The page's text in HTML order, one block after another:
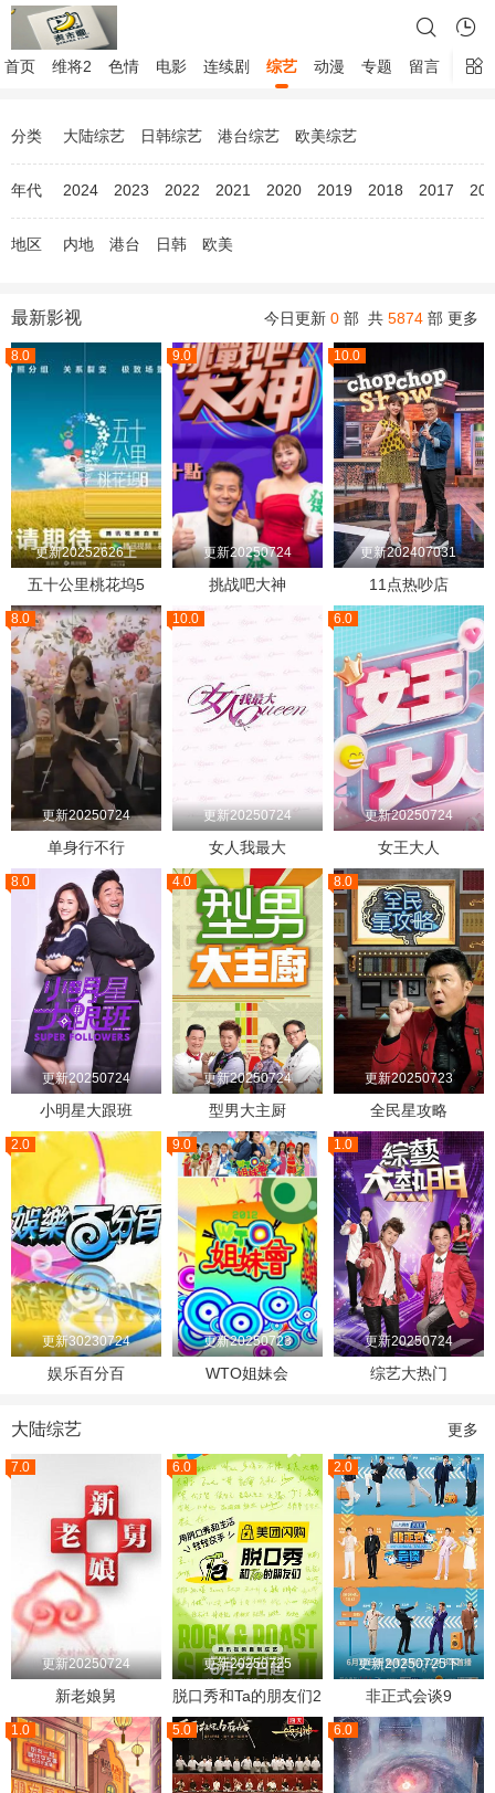
首页 维将2 色情 电影 连续剧 综艺 动漫 专题 留言
分类 大陆综艺 日韩综艺 港台综艺 欧美综艺
年代 2024 2023 2022 2021 2020 2019 2018 2017
地区 内地 港台 日韩 欧美
最新影视 今日更新 0 部 共 5874 部 更多
8.0
更新20252626上
五十公里桃花坞5
9.0
更新20250724
挑战吧大神
10.0
更新202407031
11点热吵店
8.0
更新20250724
单身行不行
10.0
更新20250724
女人我最大
6.0
更新20250724
女王大人
8.0
更新20250724
小明星大跟班
4.0
更新20250724
型男大主厨
8.0
更新20250723
全民星攻略
2.0
更新30230724
娱乐百分百
9.0
更新20250723
WTO姐妹会
1.0
更新20250724
综艺大热门
大陆综艺 更多
7.0
更新20250724
新老娘舅
6.0
更新20250725
脱口秀和Ta的朋友们2
2.0
更新20250725下
非正式会谈9
1.0 5.0 6.0